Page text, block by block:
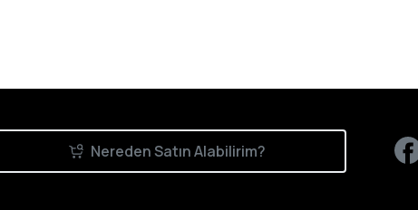
Nereden Satın Alabilirim?